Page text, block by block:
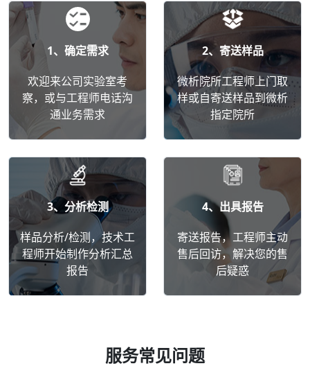
1、确定需求
欢迎来公司实验室考
察，或与工程师电话沟
通业务需求
2、寄送样品
微析院所工程师上门取
样或自寄送样品到微析
指定院所
3、分析检测
样品分析/检测，技术工
程师开始制作分析汇总
报告
4、出具报告
寄送报告，工程师主动
售后回访，解决您的售
后疑惑
服务常见问题